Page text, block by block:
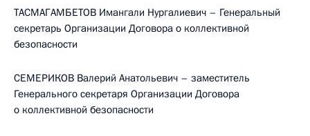
ТАСМАГАМБЕТОВ Имангали Нургалиевич – Генеральный
секретарь Организации Договора о коллективной
безопасности
СЕМЕРИКОВ Валерий Анатольевич – заместитель
Генерального секретаря Организации Договора
о коллективной безопасности